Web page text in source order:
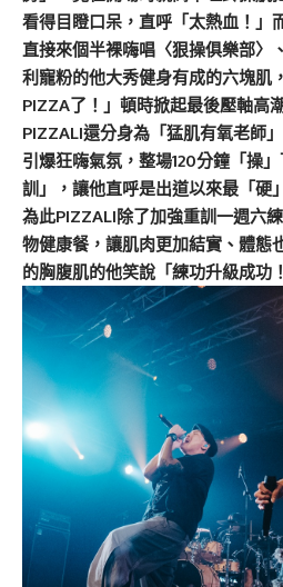
看得目瞪口呆，直呼「太熱血！」
直接來個半裸嗨唱〈狠操俱樂部〉
利寵粉的他大秀健身有成的六塊肌
PIZZA了！」頓時掀起最後壓軸高
PIZZALI還分身為「猛肌有氧老師
引爆狂嗨氣氛，整場120分鐘「操
訓」，讓他直呼是出道以來最「硬
為此PIZZALI除了加強重訓一週六
物健康餐，讓肌肉更加結實、體態
的胸腹肌的他笑說「練功升級成功！